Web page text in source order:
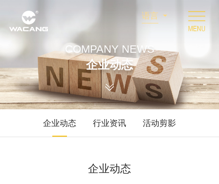
语言
COMPANY NEWS
企业动态
企业动态 行业资讯 活动剪影
企业动态